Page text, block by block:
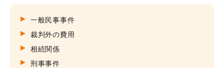
一般民事事件
裁判外の費用
相続関係
刑事事件